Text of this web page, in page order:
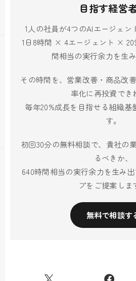
目指す経営
1人の社員が4つのAIエージェン
1日8時間 × 4エージェント ×
間相当の実行余力を生み
その時間を、営業改善・商品改
率化に再投資でき
毎年20%成長を目指せる組織基
す。
初回30分の無料相談で、貴社の
るべきか、
640時間相当の実行余力を生み
プをご提案しま
無料で相談す